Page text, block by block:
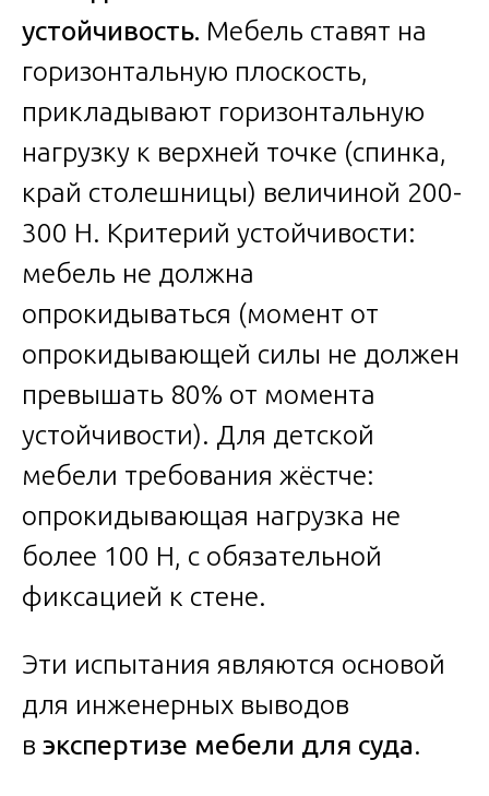
устойчивость. Мебель ставят на
горизонтальную плоскость,
прикладывают горизонтальную
нагрузку к верхней точке (спинка,
край столешницы) величиной 200-
300 Н. Критерий устойчивости:
мебель не должна
опрокидываться (момент от
опрокидывающей силы не должен
превышать 80% от момента
устойчивости). Для детской
мебели требования жёстче:
опрокидывающая нагрузка не
более 100 Н, с обязательной
фиксацией к стене.
Эти испытания являются основой
для инженерных выводов
в экспертизе мебели для суда.